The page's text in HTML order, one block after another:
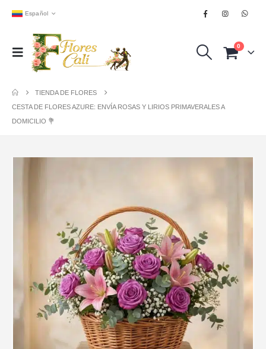
Español
0
TIENDA DE FLORES
CESTA DE FLORES AZURE: ENVÍA ROSAS Y LIRIOS PRIMAVERALES A
DOMICILIO 💐